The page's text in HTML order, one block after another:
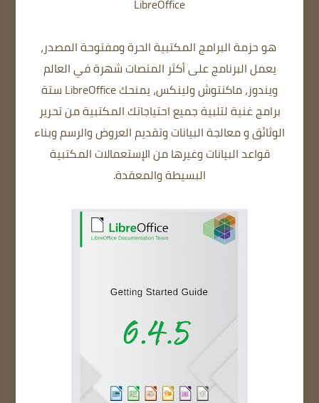
LibreOffice
هو حزمة البرامج المكتبية الحرة ومفتوحة المصدر،
يعمل البرنامج على أكثر المنصات شهرة في العالم
ويندوز، ماكنتوش ولينكس، يمنحك LibreOffice ستة
برامج غنية لتلبية جميع احتياجاتك المكتبية من تحرير
الوثائق و معالجة البيانات وتقديم العروض والرسم وبناء
قواعد البيانات وغيرها منالإستعمالات المكتبية
البسيطة والمعقدة.